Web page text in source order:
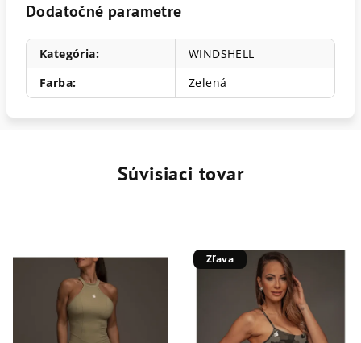
Dodatočné parametre
Kategória:
WINDSHELL
Farba: Zelená
Súvisiaci tovar
Zľava